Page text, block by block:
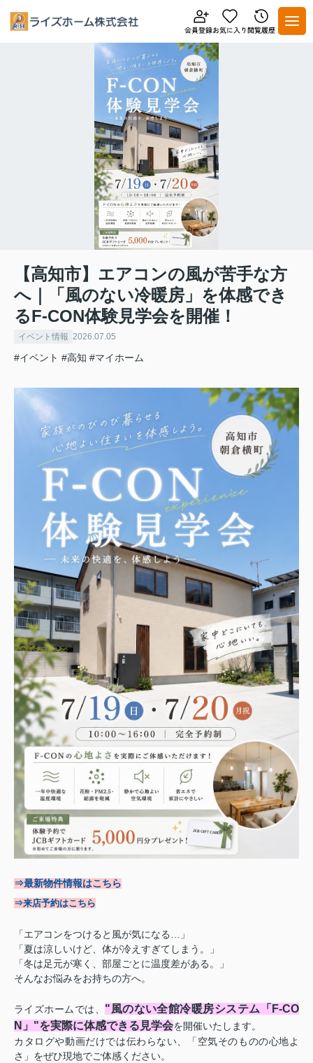
【高知市】エアコンの風が苦手な方
へ｜「風のない冷暖房」を体感でき
るF-CON体験見学会を開催！
イベント情報 2026.07.05
#イベント #高知 #マイホーム
⇒最新物件情報はこちら
⇒来店予約はこちら
「エアコンをつけると風が気になる…」
「夏は涼しいけど、体が冷えすぎてしまう。」
「冬は足元が寒く、部屋ごとに温度差がある。」
そんなお悩みをお持ちの方へ。
ライズホームでは、 "風のない全館冷暖房システム「F-CO
N」"を実際に体感できる見学会を開催いたします。
カタログや動画だけでは伝わらない、「空気そのものの心地よ
さ」をぜひ現地でご体感ください。